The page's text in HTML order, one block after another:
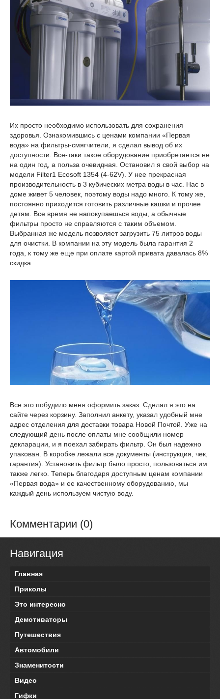
Их просто необходимо использовать для сохранения
здоровья. Ознакомившись с ценами компании «Первая
вода» на фильтры-смягчители, я сделал вывод об их
доступности. Все-таки такое оборудование приобретается не
на один год, а польза очевидная. Остановил я свой выбор на
модели Filter1 Ecosoft 1354 (4-62V). У нее прекрасная
производительность в 3 кубических метра воды в час. Нас в
доме живет 5 человек, поэтому воды надо много. К тому же,
постоянно приходится готовить различные кашки и прочее
детям. Все время не напокупаешься воды, а обычные
фильтры просто не справляются с таким объемом.
Выбранная же модель позволяет загрузить 75 литров воды
для очистки. В компании на эту модель была гарантия 2
года, к тому же еще при оплате картой привата давалась 8%
скидка.
Все это побудило меня оформить заказ. Сделал я это на
сайте через корзину. Заполнил анкету, указал удобный мне
адрес отделения для доставки товара Новой Почтой. Уже на
следующий день после оплаты мне сообщили номер
декларации, и я поехал забирать фильтр. Он был надежно
упакован. В коробке лежали все документы (инструкция, чек,
гарантия). Установить фильтр было просто, пользоваться им
также легко. Теперь благодаря доступным ценам компании
«Первая вода» и ее качественному оборудованию, мы
каждый день используем чистую воду.
Комментарии (0)
Навигация
Главная
Приколы
Это интересно
Демотиваторы
Путешествия
Автомобили
Знаменитости
Видео
Гифки